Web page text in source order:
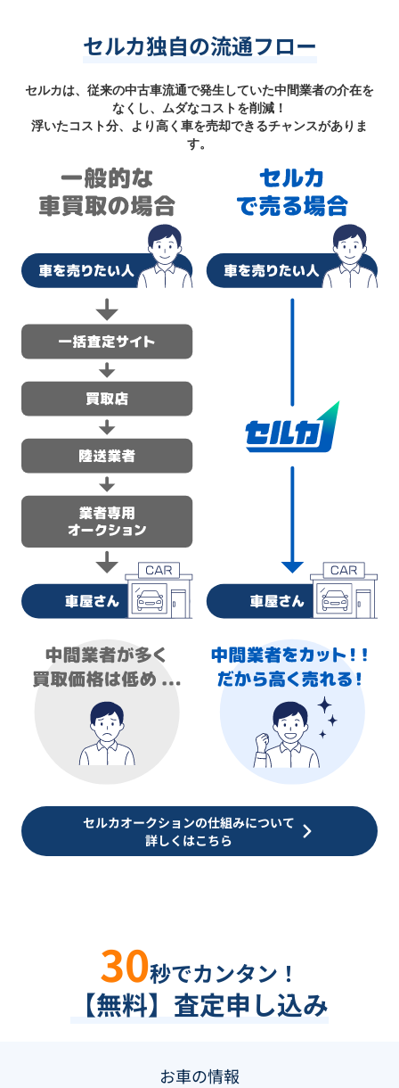
セルカ独自の流通フロー
セルカは、従来の中古車流通で発生していた中間業者の介在を
なくし、ムダなコストを削減！
浮いたコスト分、より高く車を売却できるチャンスがありま
す。
セルカオークションの仕組みについて
詳しくはこちら
30秒でカンタン！
【無料】査定申し込み
お車の情報